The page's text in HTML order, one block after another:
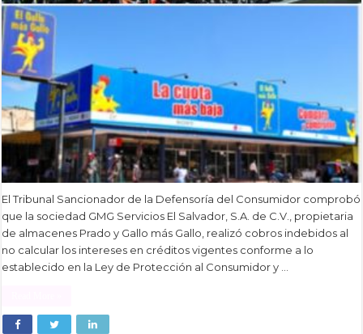
El Tribunal Sancionador de la Defensoría del Consumidor comprobó
que la sociedad GMG Servicios El Salvador, S.A. de C.V., propietaria
de almacenes Prado y Gallo más Gallo, realizó cobros indebidos al
no calcular los intereses en créditos vigentes conforme a lo
establecido en la Ley de Protección al Consumidor y …